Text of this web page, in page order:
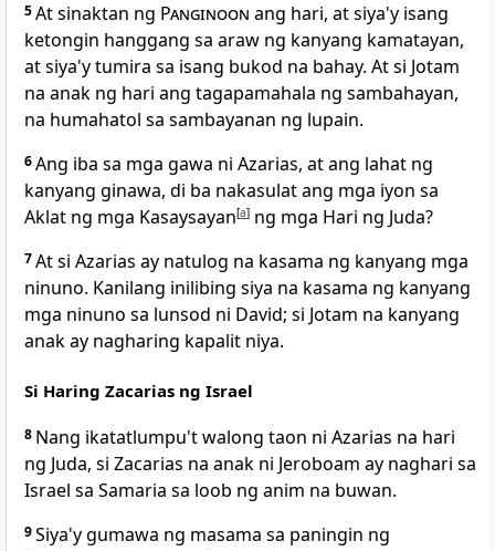
5At sinaktan ng Panginoon ang hari, at siya'y isang
ketongin hanggang sa araw ng kanyang kamatayan,
at siya'y tumira sa isang bukod na bahay. At si Jotam
na anak ng hari ang tagapamahala ng sambahayan,
na humahatol sa sambayanan ng lupain.
6Ang iba sa mga gawa ni Azarias, at ang lahat ng
kanyang ginawa, di ba nakasulat ang mga iyon sa
Aklat ng mga Kasaysayan[a] ng mga Hari ng Juda?
7Atsi Azarias ay natulog na kasama ng kanyang mga
ninuno. Kanilang inilibing siya na kasama ng kanyang
mga ninuno sa lunsod ni David; si Jotam na kanyang
anak ay nagharing kapalit niya.
Si Haring Zacarias ng Israel
8 Nang ikatatlumpu't walong taon ni Azarias na hari
ng Juda, si Zacarias na anak ni Jeroboam ay naghari sa
Israel sa Samaria sa loob ng anim na buwan.
9Siya'y gumawa ng masama sa paningin ng